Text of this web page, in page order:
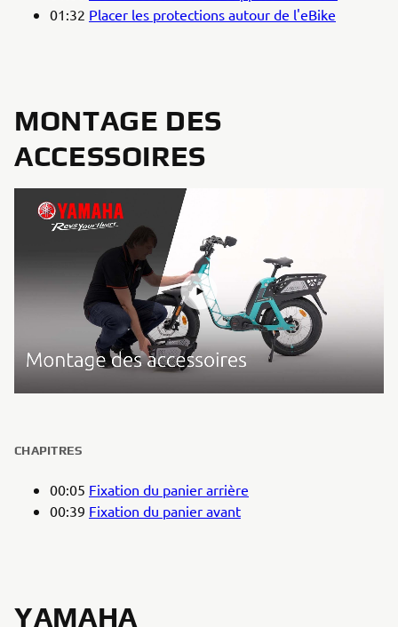
01:32 Placer les protections autour de l'eBike
MONTAGE DES
ACCESSOIRES
CHAPITRES
00:05 Fixation du panier arrière
00:39 Fixation du panier avant
YAMAHA